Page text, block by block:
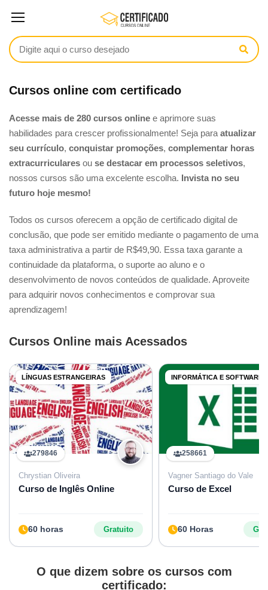
Cursos online com certificado
Acesse mais de 280 cursos online e aprimore suas
habilidades para crescer profissionalmente! Seja para atualizar
seu currículo, conquistar promoções, complementar horas
extracurriculares ou se destacar em processos seletivos,
nossos cursos são uma excelente escolha. Invista no seu
futuro hoje mesmo!
Todos os cursos oferecem a opção de certificado digital de
conclusão, que pode ser emitido mediante o pagamento de uma
taxa administrativa a partir de R$49,90. Essa taxa garante a
continuidade da plataforma, o suporte ao aluno e o
desenvolvimento de novos conteúdos de qualidade. Aproveite
para adquirir novos conhecimentos e comprovar sua
aprendizagem!
Cursos Online mais Acessados
LÍNGUAS ESTRANGEIRAS
279846
Chrystian Oliveira
Curso de Inglês Online
60 horas Gratuito
INFORMÁTICA E SOFTWARES
258661
Vagner Santiago do Vale
Curso de Excel
60 Horas
O que dizem sobre os cursos com
certificado: